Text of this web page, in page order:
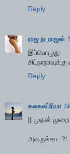
Reply
ராஜ நடராஜன்
இப்பொழுது
Reply
கலகலப்ரியா
|| முதன்
அவருக்கா..?!